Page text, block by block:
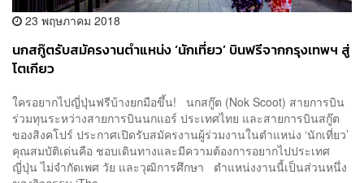
23 พฤษภาคม 2018
นกสกู๊ตรับสมัครงานตำแหน่ง ‘นักเที่ยว’ บินฟรีจากกรุงเทพฯ สู่
โตเกียว
ใครอยากไปญี่ปุ่นฟรีบ้างยกมือขึ้น! นกสกู๊ต (Nok Scoot) สายการบิน
ร่วมทุนระหว่างสายการบินนกแอร์ ประเทศไทย และสายการบินสกู๊ต
ของสิงคโปร์ ประกาศเปิดรับสมัครงานผู้ร่วมงานในตำแหน่ง ‘นักเที่ยว’
คุณสมบัติเด่นคือ ชอบเดินทางและมีความต้องการอยากไปประเทศ
ญี่ปุ่น ไม่จำกัดเพศ วัย และวุฒิการศึกษา ตำแหน่งงานนี้เป็นส่วนหนึ่ง